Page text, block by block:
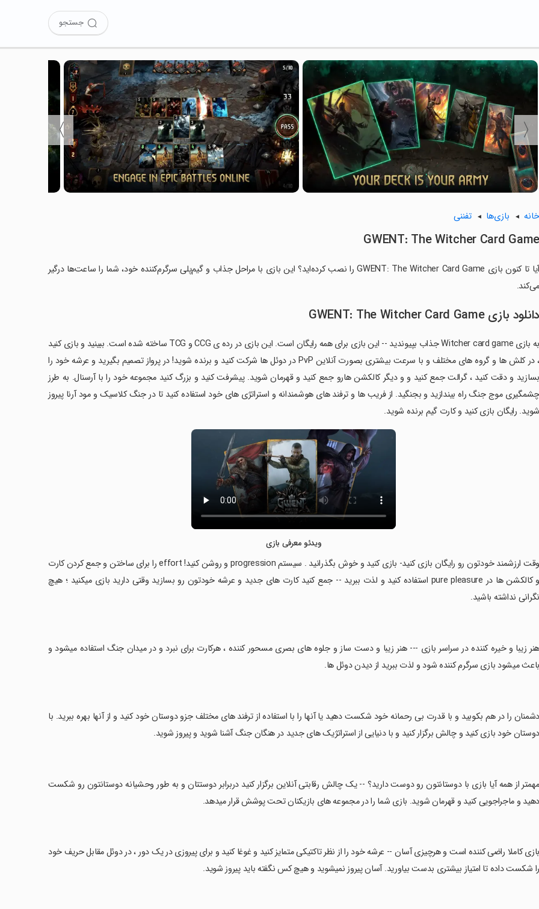
جستجو
〈
〉
خانه بازی‌ها تفننی
GWENT: The Witcher Card Game
آیا تا کنون بازی GWENT: The Witcher Card Game را نصب کرده‌اید؟ این بازی با مراحل جذاب و گیم‌پلی سرگرم‌کننده خود، شما را ساعت‌ها درگیر
می‌کند.
دانلود بازی GWENT: The Witcher Card Game
به بازی Witcher card game جذاب بپیوندید -- این بازی برای همه رایگان است. این بازی در رده ی CCG و TCG ساخته شده است. ببینید و بازی کنید
، در کلش ها و گروه های مختلف و با سرعت بیشتری بصورت آنلاین PvP در دوئل ها شرکت کنید و برنده شوید! در پرواز تصمیم بگیرید و عرشه خود را
بسازید و دقت کنید ، گرالت جمع کنید و و دیگر کالکشن هارو جمع کنید و قهرمان شوید. پیشرفت کنید و بزرگ کنید مجموعه خود را با آرسنال. به طرز
چشمگیری موج جنگ راه بیندازید و بجنگید. از فریب ها و ترفند های هوشمندانه و استراتژی های خود استفاده کنید تا در جنگ کلاسیک و مود آرنا پیروز
شوید. رایگان بازی کنید و کارت گیم برنده شوید.
ویدئو معرفی بازی
‏وقت ارزشمند خودتون رو رایگان بازی کنید- بازی کنید و خوش بگذرانید . سیستم progression و روشن کنید! effort را برای ساختن و جمع کردن کارت
و کالکشن ها در pure pleasure استفاده کنید و لذت ببرید -- جمع کنید کارت های جدید و عرشه خودتون رو بسازید وقتی دارید بازی میکنید ؛ هیچ
نگرانی نداشته باشید.
‏هنر زیبا و خیره کننده در سراسر بازی --- هنر زیبا و دست ساز و جلوه های بصری مسحور کننده ، هرکارت برای نبرد و در میدان جنگ استفاده میشود و
باعث میشود بازی سرگرم کننده شود و لذت ببرید از دیدن دوئل ها.
‏دشمنان را در هم بکوبید و با قدرت بی رحمانه خود شکست دهید یا آنها را با استفاده از ترفند های مختلف جزو دوستان خود کنید و از آنها بهره ببرید. با
دوستان خود بازی کنید و چالش برگزار کنید و با دنیایی از استراتژیک های جدید در هنگان جنگ آشنا شوید و پیروز شوید.
‏مهمتر از همه آیا بازی با دوستانتون رو دوست دارید؟ -- یک چالش رقابتی آنلاین برگزار کنید دربرابر دوستتان و به طور وحشیانه دوستانتون رو شکست
دهید و ماجراجویی کنید و قهرمان شوید. بازی شما را در مجموعه های بازیکنان تحت پوشش قرار میدهد.
‏بازی کاملا راضی کننده است و هرچیزی آسان -- عرشه خود را از نظر تاکتیکی متمایز کنید و غوغا کنید و برای پیروزی در یک دور ، در دوئل مقابل حریف خود
را شکست داده تا امتیاز بیشتری بدست بیاورید. آسان پیروز نمیشوید و هیچ کس نگفته باید پیروز شوید.